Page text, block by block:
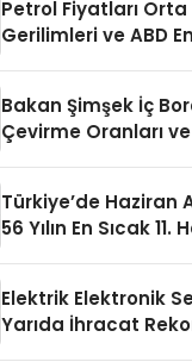
Petrol Fiyatları Orta
Gerilimleri ve ABD
Bakan Şimşek İç
Çevirme Oranları
Türkiye’de Haziran
56 Yılın En Sıcak 11.
Elektrik Elektronik
Yarıda İhracat